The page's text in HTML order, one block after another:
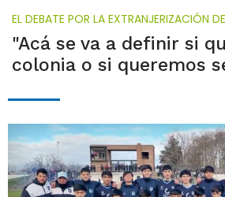
EL DEBATE POR LA EXTRANJERIZACIÓN
"Acá se va a definir si
colonia o si queremos